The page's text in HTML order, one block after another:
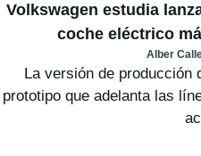
Volkswagen estudia
coche eléctrico
Alber
La versión de producción
prototipo que adelanta las